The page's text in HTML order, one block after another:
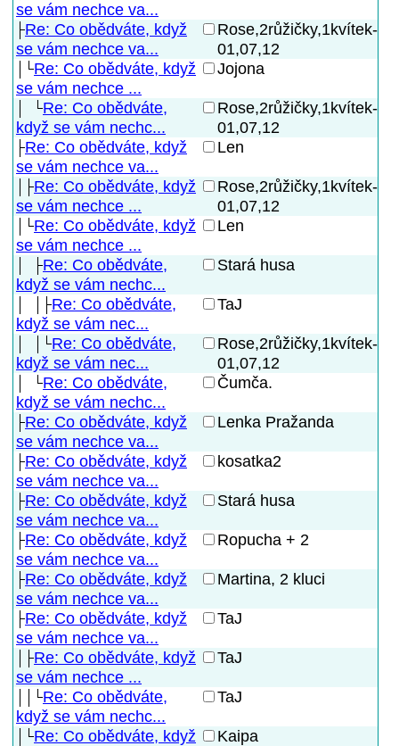
se vám nechce va...
Re: Co obědváte, když
se vám nechce va...
Rose,2růžičky,1kvítek-
01,07,12
Re: Co obědváte, když
se vám nechce ...
Jojona
Re: Co obědváte,
když se vám nechc...
Rose,2růžičky,1kvítek-
01,07,12
Re: Co obědváte, když
se vám nechce va...
Len
Re: Co obědváte, když
se vám nechce ...
Rose,2růžičky,1kvítek-
01,07,12
Re: Co obědváte, když
se vám nechce ...
Len
Re: Co obědváte,
když se vám nechc...
Stará husa
Re: Co obědváte,
když se vám nec...
TaJ
Re: Co obědváte,
když se vám nec...
Rose,2růžičky,1kvítek-
01,07,12
Re: Co obědváte,
když se vám nechc...
Čumča.
Re: Co obědváte, když
se vám nechce va...
Lenka Pražanda
Re: Co obědváte, když
se vám nechce va...
kosatka2
Re: Co obědváte, když
se vám nechce va...
Stará husa
Re: Co obědváte, když
se vám nechce va...
Ropucha + 2
Re: Co obědváte, když
se vám nechce va...
Martina, 2 kluci
Re: Co obědváte, když
se vám nechce va...
TaJ
Re: Co obědváte, když
se vám nechce ...
TaJ
Re: Co obědváte,
když se vám nechc...
TaJ
Re: Co obědváte, když
Kaipa